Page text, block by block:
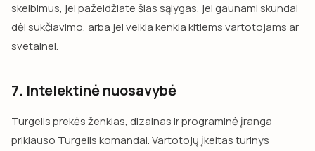
skelbimus, jei pažeidžiate šias sąlygas, jei gaunami skundai
dėl sukčiavimo, arba jei veikla kenkia kitiems vartotojams ar
svetainei.
7. Intelektinė nuosavybė
Turgelis prekės ženklas, dizainas ir programinė įranga
priklauso Turgelis komandai. Vartotojų įkeltas turinys